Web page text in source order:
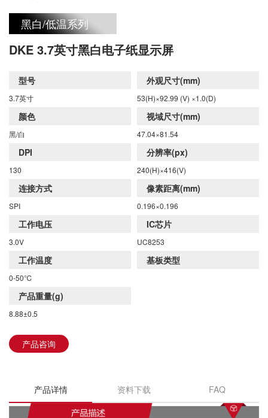
带负电的白色颜料和带正电的黑色颜料，它们分别漂
浮在透明液体的上方和下方。利用正极和负极相互吸
引的原理，当电流通过电场时，相 应区域的黑色或
白色颗粒会移动到微胶囊的顶部，该区域就会变成白
色或黑色。
黑白/低温系列
DKE 3.7英寸黑白电子纸显示屏
型号
3.7英寸
外观尺寸(mm)
53(H)×92.99 (V) ×1.0(D)
颜色
黑/白
视域尺寸(mm)
47.04×81.54
DPI
130
分辨率(px)
240(H)×416(V)
连接方式
SPI
像素距离(mm)
0.196×0.196
工作电压
3.0V
IC芯片
UC8253
工作温度
0-50℃
基板类型
产品重量(g)
8.88±0.5
产品咨询
产品详情 资料下载 FAQ